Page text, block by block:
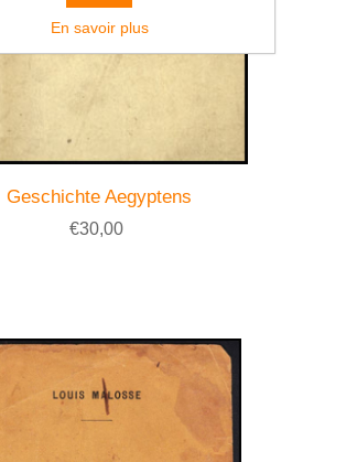
Geschichte Aegyptens
€30,00
En savoir plus